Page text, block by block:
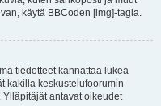
käytä BBCoden [img]-tagia.
tiedotteet kannattaa lukea
kakilla keskustelufoorumin
antavat oikeudet